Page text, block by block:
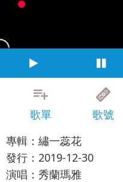
歌單 歌號
專輯：繡一蕊花
發行：2019-12-30
演唱：秀蘭瑪雅